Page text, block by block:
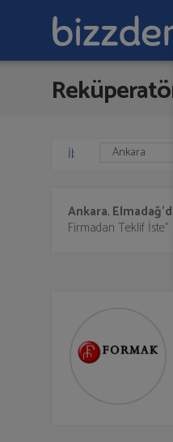
İl:
Ankara,
Firmadan Teklif